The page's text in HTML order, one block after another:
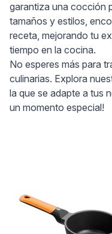
garantiza una cocción
tamaños y estilos,
receta, mejorando tu
tiempo en la cocina.
No esperes más para
culinarias. Explora
la que se adapte a tus
un momento especial!